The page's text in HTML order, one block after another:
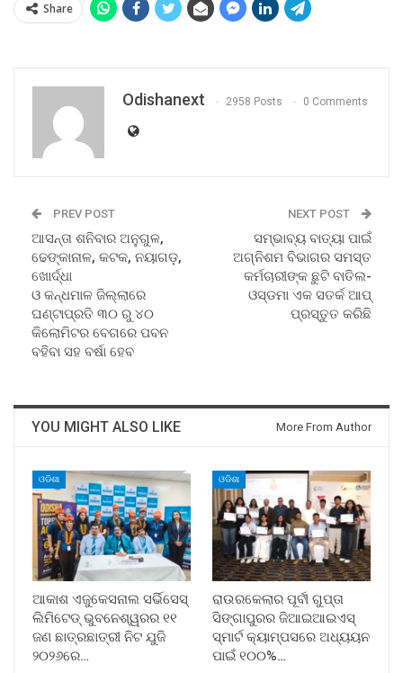
Share
Odishanext 2958 Posts 0 Comments
PREV POST
ଆସନ୍ତା ଶନିବାର ଅନୁଗୁଳ,
ଢେଙ୍କାନାଳ, କଟକ, ନୟାଗଡ଼,
ଖୋର୍ଦ୍ଧା
ଓ କନ୍ଧମାଳ ଜିଲ୍ଲାରେ
ଘଣ୍ଟାପ୍ରତି ୩୦ ରୁ ୪୦
କିଲୋମିଟର ବେଗରେ ପବନ
ବହିବା ସହ ବର୍ଷା ହେବ
NEXT POST
ସମ୍ଭାବ୍ୟ ବାତ୍ୟା ପାଇଁ
ଅଗ୍ନିଶମ ବିଭାଗର ସମସ୍ତ
କର୍ମଚାରୀଙ୍କ ଛୁଟି ବାତିଲ-
ଓସ୍‍ଡମା ଏକ ସତର୍କ ଆପ୍‍
ପ୍ରସ୍ତୁତ କରିଛି
YOU MIGHT ALSO LIKE More From Author
ଓଡିଶା
ଆକାଶ ଏଜୁକେସନାଲ ସର୍ଭିସେସ୍
ଲିମିଟେଡ୍ ଭୁବନେଶ୍ୱରର ୧୧
ଜଣ ଛାତ୍ରଛାତ୍ରୀ ନିଟ ଯୁଜି
୨୦୨୬ରେ…
ଓଡିଶା
ରାଉରକେଲାର ପୂର୍ବୀ ଗୁପ୍ତା
ସିଙ୍ଗାପୁରର ଜିଆଇଆଇଏସ୍
ସ୍ମାର୍ଟ କ୍ୟାମ୍ପସରେ ଅଧ୍ୟୟନ
ପାଇଁ ୧୦୦%…